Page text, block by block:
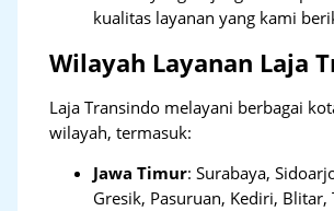
kualitas layanan yang kami
Wilayah Layanan Laja
Laja Transindo melayani berbagai
wilayah, termasuk:
Jawa Timur:Surabaya,
Gresik, Pasuruan, Kediri, Blitar,